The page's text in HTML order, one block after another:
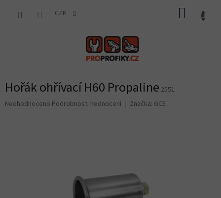
CZK
Hořák ohřívací H60 Propaline 2551
Průměrné
Neohodnoceno Podrobnosti hodnocení Značka: GCE